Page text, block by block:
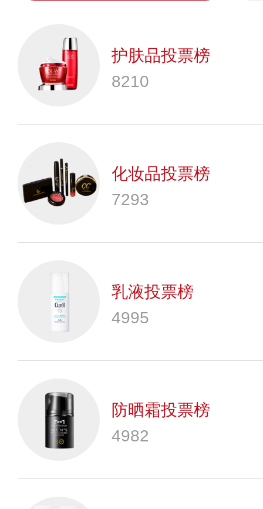
护肤品投票榜
8210
化妆品投票榜
7293
乳液投票榜
4995
防晒霜投票榜
4982